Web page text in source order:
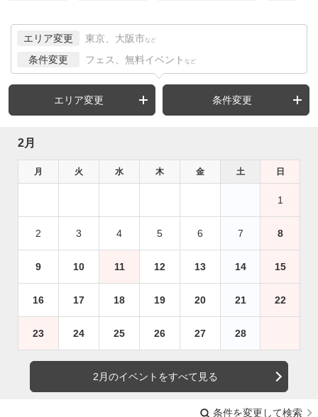
エリア変更 東京、大阪市 など
条件変更 フェス、無料イベント など
エリア変更 条件変更
2月
月 火 水 木 金 土 日
1
2 3 4 5 6 7 8
9 10 11 12 13 14 15
16 17 18 19 20 21 22
23 24 25 26 27 28
2月のイベントをすべて見る
条件を変更して検索